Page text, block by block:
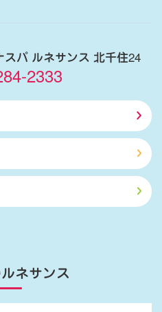
スパ ルネサンス 北千住24
2333
ネサンス